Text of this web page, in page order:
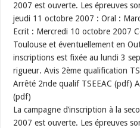
2007 est ouverte. Les épreuves
jeudi 11 octobre 2007 : Oral :
Ecrit : Mercredi 10 octobre 2007
Toulouse et éventuellement en
inscriptions est fixée au lundi 3
rigueur. Avis 2ème qualification
Arrêté 2nde qualif TSEEAC (pdf)
(pdf)
La campagne d’inscription à la
2007 est ouverte. Les épreuves